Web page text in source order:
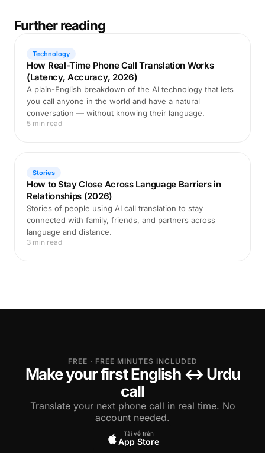
Further reading
Technology
How Real-Time Phone Call Translation Works
(Latency, Accuracy, 2026)
A plain-English breakdown of the AI technology that lets
you call anyone in the world and have a natural
conversation — without knowing their language.
5 min read
Stories
How to Stay Close Across Language Barriers in
Relationships (2026)
Stories of people using AI call translation to stay
connected with family, friends, and partners across
language and distance.
3 min read
FREE · FREE MINUTES INCLUDED
Make your first English ↔ Urdu
call
Translate your next phone call in real time. No
account needed.
Tải về trên
App Store